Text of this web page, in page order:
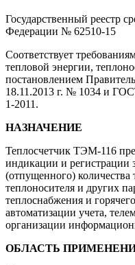
Государственный реестр
Федерации № 62510-15
Соответствует
тепловой энергии,
постановлением
18.11.2013 г. № 1034 и
1-2011.
НАЗНАЧЕНИЕ
Теплосчетчик ТЭМ-116
индикации и регистрации
(отпущенного)
теплоносителя и других
теплоснабжения и
автоматизации учета,
организации
ОБЛАСТЬ